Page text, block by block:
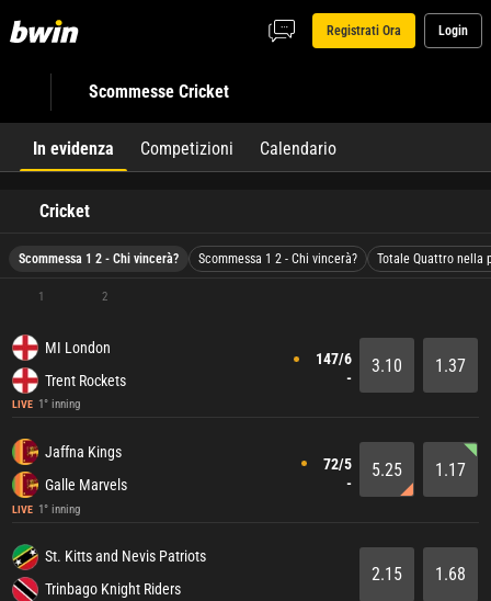
Registrati Ora Login
Scommesse Cricket
In evidenza Competizioni Calendario
Cricket
Scommessa 1 2 - Chi vincerà? Scommessa 1 2 - Chi vincerà? Totale Quattro nella
1 2
MI London
Trent Rockets
LIVE 1° inning
147/6
-
3.10 1.37
Jaffna Kings
Galle Marvels
LIVE 1° inning
72/5
-
5.25 1.17
St. Kitts and Nevis Patriots
Trinbago Knight Riders
2.15 1.68